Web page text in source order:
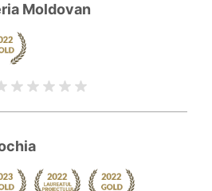
Moldovan